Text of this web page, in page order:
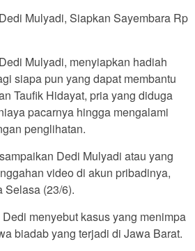
Mulyadi, Siapkan Sayembara Rp
Mulyadi, menyiapkan hadiah
siapa pun yang dapat membantu
Taufik Hidayat, pria yang diduga
pacarnya hingga mengalami
penglihatan.
Dedi Mulyadi atau yang
video di akun pribadinya,
Selasa (23/6).
menyebut kasus yang menimpa
biadab yang terjadi di Jawa Barat.